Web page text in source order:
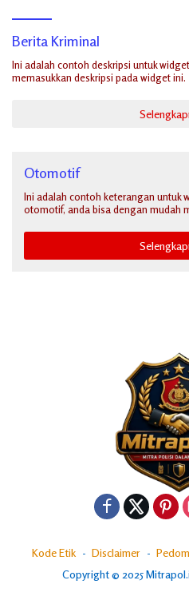
Berita Kriminal
Ini adalah contoh deskripsi untuk
memasukkan deskripsi pada widget ini.
Otomotif
Ini adalah contoh keterangan untuk
otomotif, anda bisa dengan mudah
Kode Etik Disclaimer
Copyright © 2025